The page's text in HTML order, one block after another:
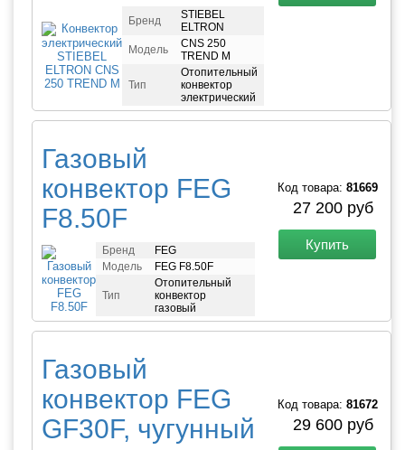
Бренд
STIEBEL
ELTRON
Модель
CNS 250
TREND M
Тип
Отопительный
конвектор
электрический
Газовый
конвектор FEG
F8.50F
Код товара: 81669
27 200 руб
Купить
Бренд
FEG
Модель
FEG F8.50F
Тип
Отопительный
конвектор
газовый
Газовый
конвектор FEG
GF30F, чугунный
Код товара: 81672
29 600 руб